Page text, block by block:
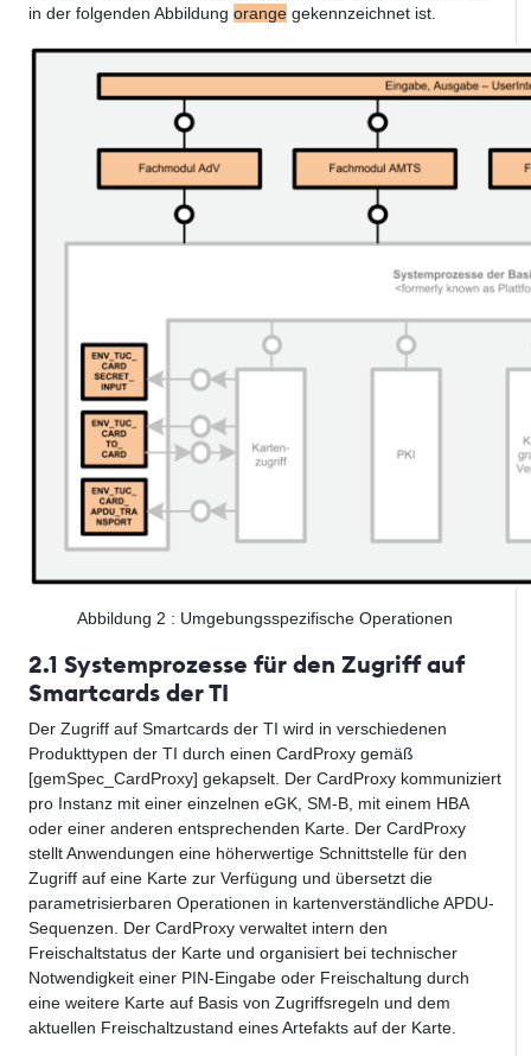
in der folgenden Abbildung orange gekennzeichnet ist.
Abbildung 2 : Umgebungsspezifische Operationen
2.1 Systemprozesse für den Zugriff auf
Smartcards der TI
Der Zugriff auf Smartcards der TI wird in verschiedenen
Produkttypen der TI durch einen CardProxy gemäß
[gemSpec_CardProxy] gekapselt. Der CardProxy kommuniziert
pro Instanz mit einer einzelnen eGK, SM-B, mit einem HBA
oder einer anderen entsprechenden Karte. Der CardProxy
stellt Anwendungen eine höherwertige Schnittstelle für den
Zugriff auf eine Karte zur Verfügung und übersetzt die
parametrisierbaren Operationen in kartenverständliche APDU-
Sequenzen. Der CardProxy verwaltet intern den
Freischaltstatus der Karte und organisiert bei technischer
Notwendigkeit einer PIN-Eingabe oder Freischaltung durch
eine weitere Karte auf Basis von Zugriffsregeln und dem
aktuellen Freischaltzustand eines Artefakts auf der Karte.